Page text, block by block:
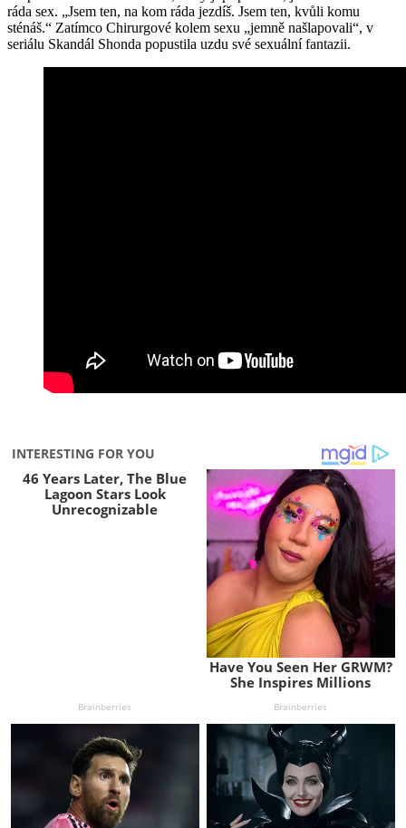
ráda sex. „Jsem ten, na kom ráda jezdíš. Jsem ten, kvůli komu
sténáš.“ Zatímco Chirurgové kolem sexu „jemně našlapovali“, v
seriálu Skandál Shonda popustila uzdu své sexuální fantazii.